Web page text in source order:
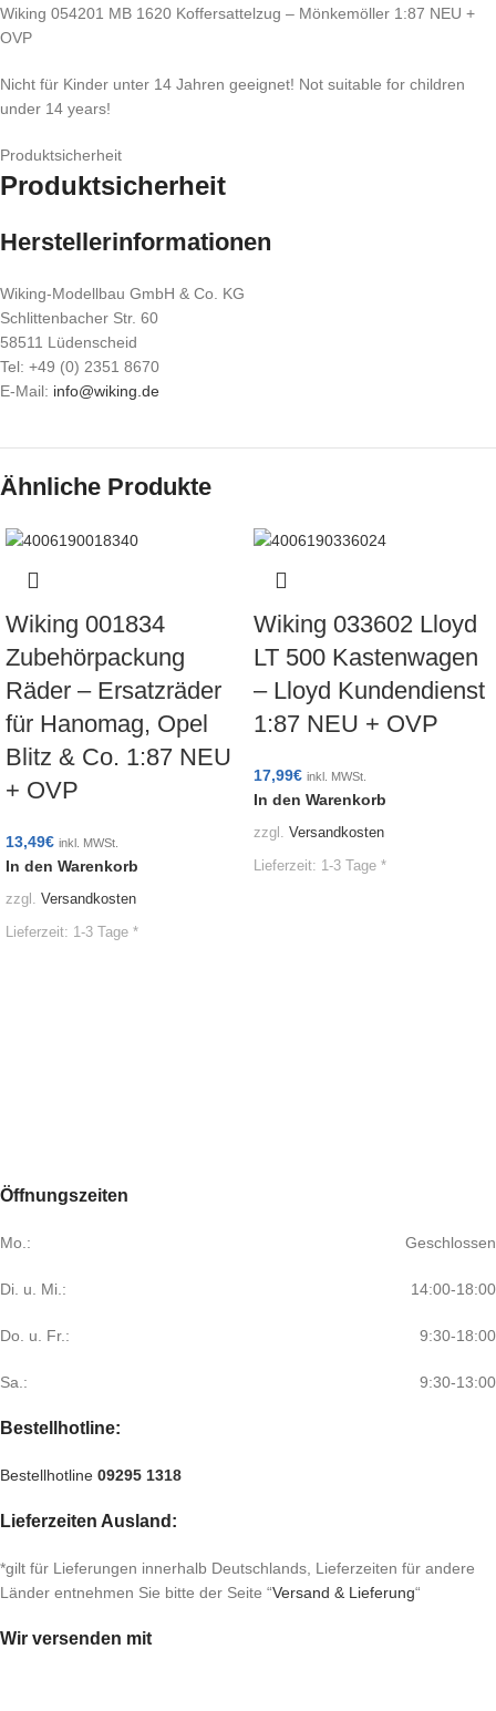
Wiking 054201 MB 1620 Koffersattelzug – Mönkemöller 1:87 NEU +
OVP
Nicht für Kinder unter 14 Jahren geeignet! Not suitable for children
under 14 years!
Produktsicherheit
Produktsicherheit
Herstellerinformationen
Wiking-Modellbau GmbH & Co. KG
Schlittenbacher Str. 60
58511 Lüdenscheid
Tel: +49 (0) 2351 8670
E-Mail: info@wiking.de
Ähnliche Produkte
Wiking 001834
Zubehörpackung
Räder – Ersatzräder
für Hanomag, Opel
Blitz & Co. 1:87 NEU
+ OVP
13,49€ inkl. MWSt.
In den Warenkorb
zzgl. Versandkosten
Lieferzeit: 1-3 Tage *
Wiking 033602 Lloyd
LT 500 Kastenwagen
– Lloyd Kundendienst
1:87 NEU + OVP
17,99€ inkl. MWSt.
In den Warenkorb
zzgl. Versandkosten
Lieferzeit: 1-3 Tage *
Öffnungszeiten
Mo.: Geschlossen
Di. u. Mi.: 14:00-18:00
Do. u. Fr.: 9:30-18:00
Sa.: 9:30-13:00
Bestellhotline:
Bestellhotline 09295 1318
Lieferzeiten Ausland:
*gilt für Lieferungen innerhalb Deutschlands, Lieferzeiten für andere
Länder entnehmen Sie bitte der Seite “Versand & Lieferung“
Wir versenden mit